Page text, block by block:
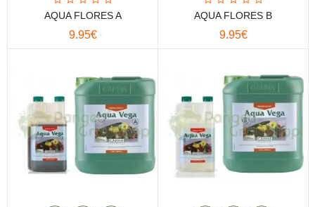
AQUA FLORES A
9.95€
AQUA FLORES B
9.95€